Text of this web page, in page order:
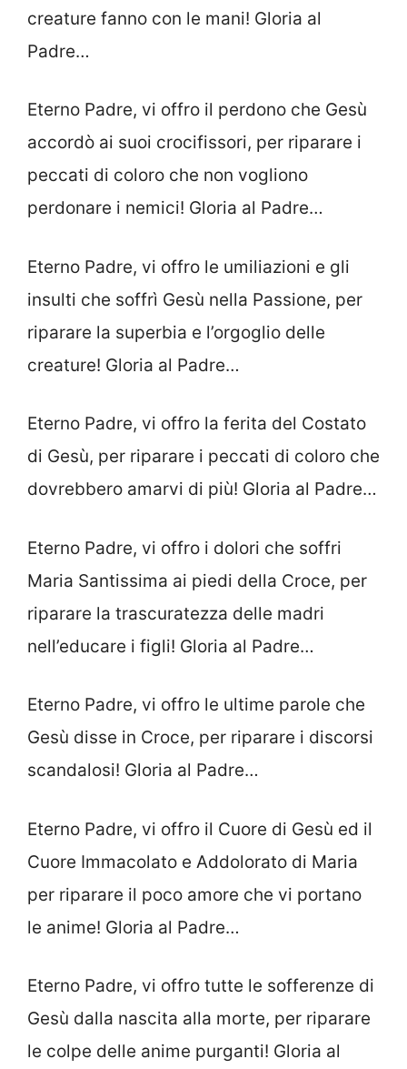
creature fanno con le mani! Gloria al
Padre…
Eterno Padre, vi offro il perdono che Gesù
accordò ai suoi crocifissori, per ri­parare i
peccati di coloro che non vo­gliono
perdonare i nemici! Gloria al Padre…
Eterno Padre, vi offro le umiliazioni e gli
insulti che soffrì Gesù nella Passio­ne, per
riparare la superbia e l’orgoglio delle
creature! Gloria al Padre…
Eterno Padre, vi offro la ferita del Costato
di Gesù, per riparare i peccati di coloro che
dovrebbero amarvi di più! Gloria al Padre…
Eterno Padre, vi offro i dolori che soffri
Maria Santissima ai piedi della Cro­ce, per
riparare la trascuratezza delle ma­dri
nell’educare i figli! Gloria al Padre…
Eterno Padre, vi offro le ultime pa­role che
Gesù disse in Croce, per ripa­rare i discorsi
scandalosi! Gloria al Padre…
Eterno Padre, vi offro il Cuore di Gesù ed il
Cuore Immacolato e Addolo­rato di Maria
per riparare il poco amore che vi portano
le anime! Gloria al Padre…
Eterno Padre, vi offro tutte le soffe­renze di
Gesù dalla nascita alla morte, per riparare
le colpe delle anime purgan­ti! Gloria al